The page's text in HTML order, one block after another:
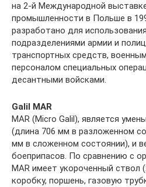
на 2-й Международной
промышленности в Польше в
разработано для
подразделениями армии и
транспортных средств,
персоналом специальных
десантными войсками.
Galil MAR
MAR (Micro Galil), является
(длина 706 мм в разложенном
мм в сложенном состоянии), и
боеприпасов. По сравнению с
MAR имеет укороченный ствол
коробку, поршень, газовую